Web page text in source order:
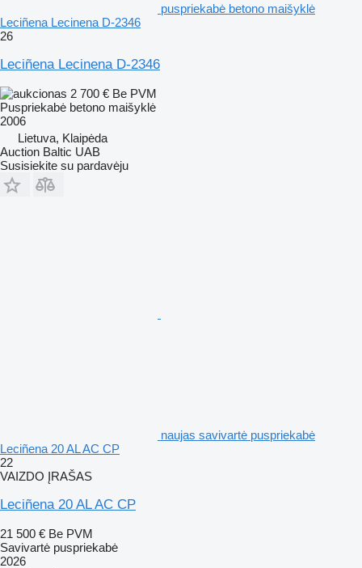
puspriekabė betono maišyklė
Leciñena Lecinena D-2346
26
Leciñena Lecinena D-2346
2 700 € Be PVM
Puspriekabė betono maišyklė
2006
Lietuva, Klaipėda
Auction Baltic UAB
Susisiekite su pardavėju
naujas savivartė puspriekabė
Leciñena 20 AL AC CP
22
VAIZDO ĮRAŠAS
Leciñena 20 AL AC CP
21 500 € Be PVM
Savivartė puspriekabė
2026